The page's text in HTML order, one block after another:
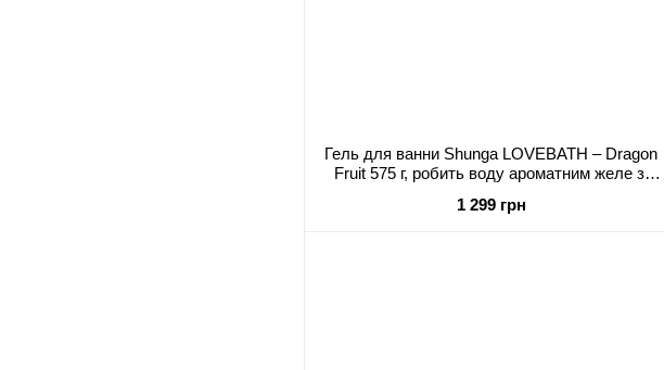
Гель для ванни Shunga LOVEBATH – Dragon
Fruit 575 г, робить воду ароматним желе зі
1 299 грн